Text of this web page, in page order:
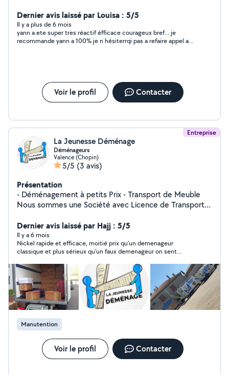
Dernier avis laissé par Louisa : 5/5
Il y a plus de 6 mois
yann a ete super tres réactif éfficace courageux bref... je
recommande yann a 100% je n hésiterrqi pas a refaire appel a
Voir le profil Contacter
Entreprise
La Jeunesse Déménage
Déménageurs
Valence (Chopin)
5/5 (3 avis)
Présentation
- Déménagement à petits Prix - Transport de Meuble
Nous sommes une Société avec Licence de Transport
Dernier avis laissé par Hajj : 5/5
Il y a 6 mois
Nickel rapide et efficace, moitié prix qu’un demenageur
classique et plus sérieux qu’un faux demenageur on sent
Manutention
Voir le profil Contacter